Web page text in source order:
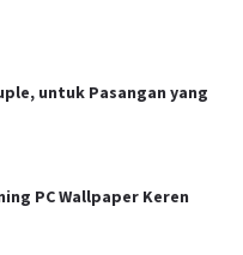
untuk Pasangan yang
PC Wallpaper Keren